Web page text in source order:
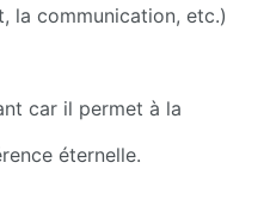
la communication, etc.)
car il permet à la
éternelle.